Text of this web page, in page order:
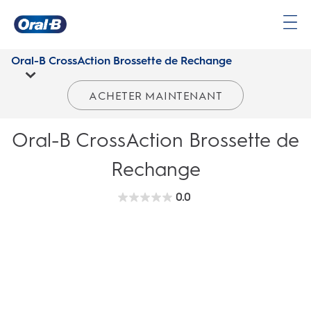
d’accueil
Oral-B CrossAction Brossette de Rechange
ACHETER MAINTENANT
Oral-B CrossAction Brossette de
Rechange
0.0
0.0